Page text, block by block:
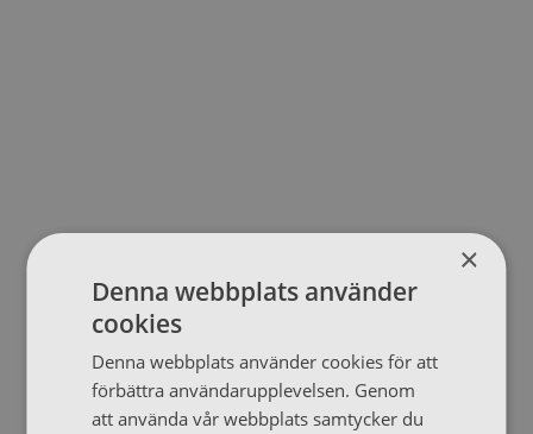
×
Denna webbplats använder
cookies
Denna webbplats använder cookies för att
förbättra användarupplevelsen. Genom
att använda vår webbplats samtycker du